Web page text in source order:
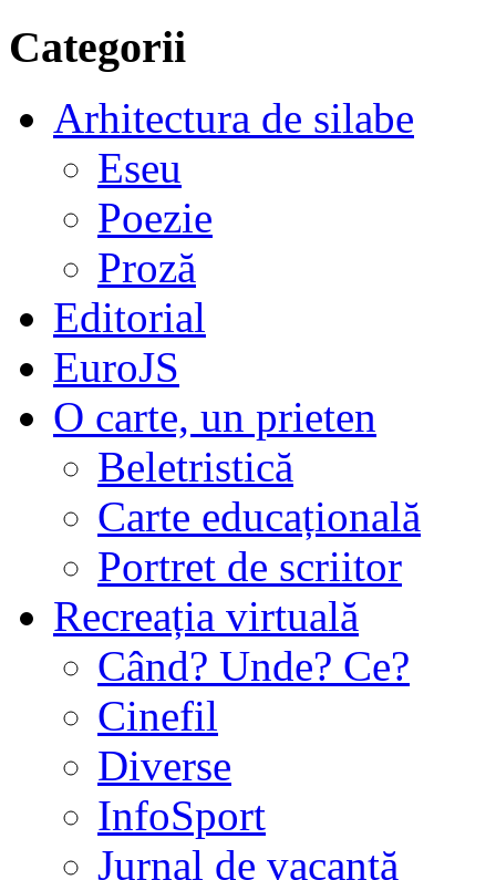
Categorii
Arhitectura de silabe
Eseu
Poezie
Proză
Editorial
EuroJS
O carte, un prieten
Beletristică
Carte educațională
Portret de scriitor
Recreația virtuală
Când? Unde? Ce?
Cinefil
Diverse
InfoSport
Jurnal de vacanţă